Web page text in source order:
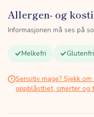
Allergen- og
Informasjonen må ses på
Melkefri Glutenfri
Sensitiv mage? Sjekk
oppblåsthet, smerter og